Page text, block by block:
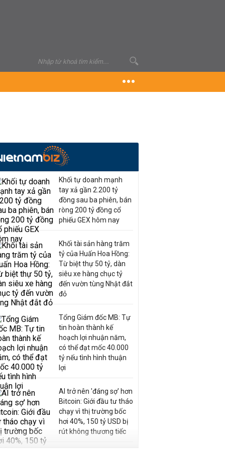
Khối tự doanh mạnh
tay xả gần 2.200 tỷ
đồng sau ba phiên, bán
ròng 200 tỷ đồng cổ
phiếu GEX hôm nay
Khối tài sản hàng trăm
tỷ của Huấn Hoa Hồng:
Từ biệt thự 50 tỷ, dàn
siêu xe hàng chục tỷ
đến vườn tùng Nhật đắt
đỏ
Tổng Giám đốc MB: Tự
tin hoàn thành kế
hoạch lợi nhuận năm,
có thể đạt mốc 40.000
tỷ nếu tình hình thuận
lợi
AI trở nên 'đáng sợ' hơn
Bitcoin: Giới đầu tư tháo
chạy vì thị trường bốc
hơi 40%, 150 tỷ USD bị
rút không thương tiếc